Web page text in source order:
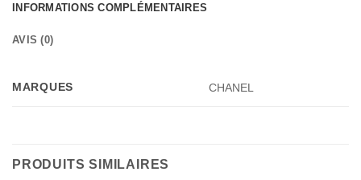
INFORMATIONS COMPLÉMENTAIRES
AVIS (0)
MARQUES CHANEL
PRODUITS SIMILAIRES